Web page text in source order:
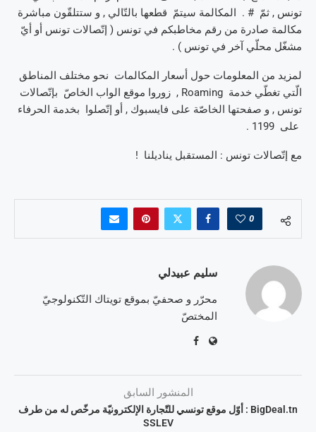
تونس , ثمّ # . المكالمة سيتمّ قطعها بالتّالي , و ستتلقّون مباشرة
مكالمة صادرة من رقم مخاطبكم في تونس ( إتّصالات تونس أو أيّ
مشغّل محلّي آخر في تونس ) .
لمزيد من المعلومات حول أسعار المكالمات نحو مختلف المناطق
الّتي تغطّي خدمة Roaming , زوروا موقع الواب الخاصّ بإتّصالات
تونس , و صفحتها الخاصّة على فايسبوك , أو إتّصلوا بخدمة الحرفاء
على 1199 .
مع إتّصالات تونس : المستقبل يناديلنا !
0
سليم عبيدلي
محرّر و صحفيّ بموقع تويتاك التّكنولوجيّ
المختصّ
المنشور السابق
BigDeal.tn : أوّل موقع تونسي للتّجارة الإلكترونيّة مرخّص له من طرف
SSLEV